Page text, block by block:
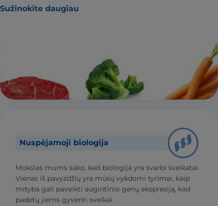
Sužinokite daugiau
Nuspėjamoji biologija
Mokslas mums sako, kad biologija yra svarbi sveikatai.
Vienas iš pavyzdžių yra mūsų vykdomi tyrimai, kaip
mityba gali paveikti augintinio genų ekspresiją, kad
padėtų jiems gyventi sveikai.